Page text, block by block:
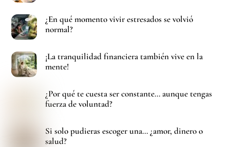
¿En qué momento vivir estresados se volvió
normal?
¡La tranquilidad financiera también vive en la
mente!
¿Por qué te cuesta ser constante… aunque tengas
fuerza de voluntad?
Si solo pudieras escoger una… ¿amor, dinero o
salud?